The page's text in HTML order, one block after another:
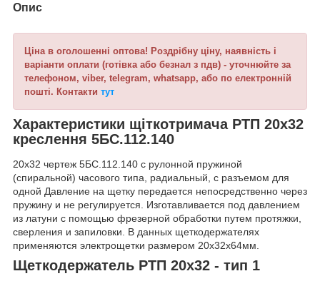
Опис
Ціна в оголошенні оптова! Роздрібну ціну, наявність і
варіанти оплати (готівка або безнал з пдв) - уточнюйте за
телефоном, viber, telegram, whatsapp, або по електронній
пошті. Контакти тут
Характеристики щіткотримача РТП 20х32
креслення 5БС.112.140
20х32 чертеж 5БС.112.140 с рулонной пружиной
(спиральной) часового типа, радиальный, с разъемом для
одной Давление на щетку передается непосредственно через
пружину и не регулируется. Изготавливается под давлением
из латуни с помощью фрезерной обработки путем протяжки,
сверления и запиловки. В данных щеткодержателях
применяются электрощетки размером 20х32х64мм.
Щеткодержатель РТП 20х32 - тип 1